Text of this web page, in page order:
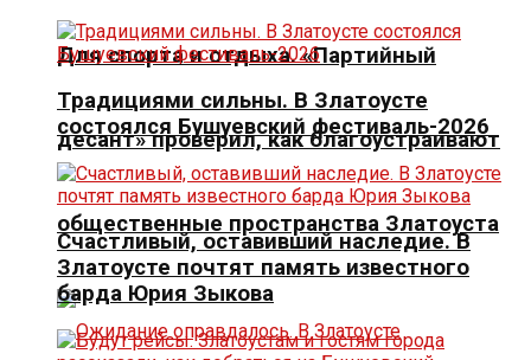
Для спорта и отдыха. «Партийный
десант» проверил, как благоустраивают
общественные пространства Златоуста
Традициями сильны. В Златоусте
состоялся Бушуевский фестиваль-2026
Счастливый, оставивший наследие. В
Златоусте почтят память известного
барда Юрия Зыкова